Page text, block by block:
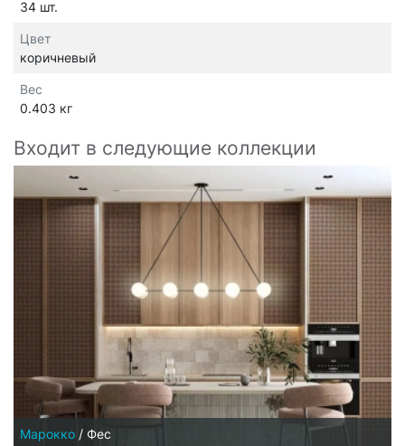
34 шт.
Цвет
коричневый
Вес
0.403 кг
Входит в следующие коллекции
Марокко / Фес